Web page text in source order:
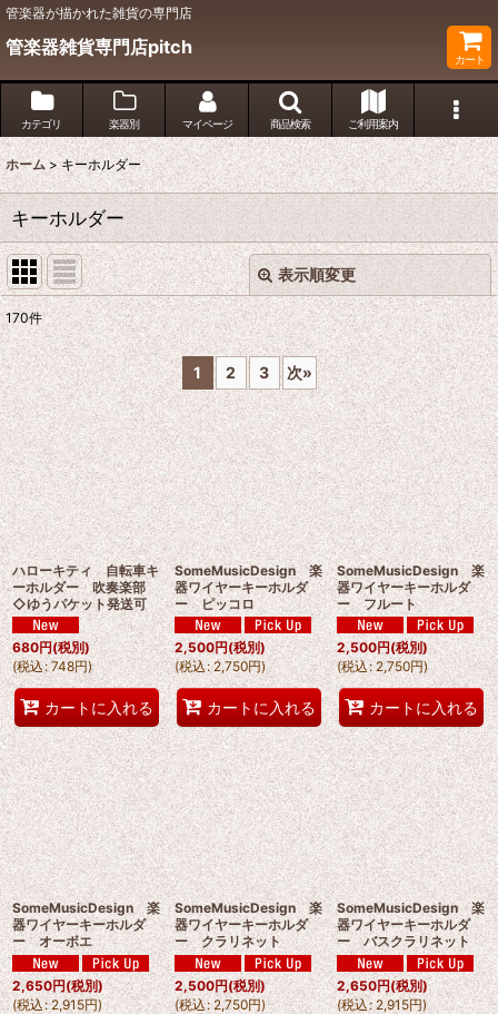
管楽器が描かれた雑貨の専門店
管楽器雑貨専門店pitch
カート
カテゴリ 楽器別 マイページ 商品検索 ご利用案内
ホーム > キーホルダー
キーホルダー
表示順変更
表示数:
並び順:
絞り込む
閉じる
170件
1 2 3 次»
ハローキティ 自転車キ
ーホルダー 吹奏楽部
◇ゆうパケット発送可
680円(税別)
(税込: 748円)
カートに入れる
SomeMusicDesign 楽
器ワイヤーキーホルダ
ー ピッコロ
2,500円(税別)
(税込: 2,750円)
カートに入れる
SomeMusicDesign 楽
器ワイヤーキーホルダ
ー フルート
2,500円(税別)
(税込: 2,750円)
カートに入れる
SomeMusicDesign 楽
器ワイヤーキーホルダ
ー オーボエ
2,650円(税別)
(税込 : 2,915円)
SomeMusicDesign 楽
器ワイヤーキーホルダ
ー クラリネット
2,500円(税別)
(税込: 2,750円)
SomeMusicDesign 楽
器ワイヤーキーホルダ
ー バスクラリネット
2,650円(税別)
(税込: 2,915円)